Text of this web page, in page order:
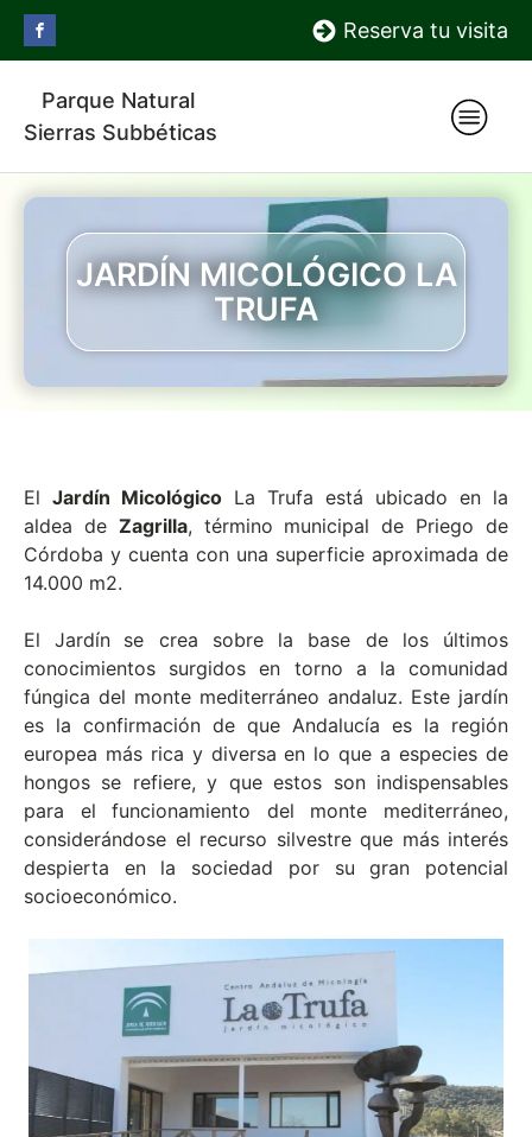
Reserva tu visita
Parque Natural
Sierras Subbéticas
JARDÍN MICOLÓGICO LA
TRUFA
El Jardín Micológico La Trufa está ubicado en la
aldea de Zagrilla, término municipal de Priego de
Córdoba y cuenta con una superficie aproximada de
14.000 m2.
El Jardín se crea sobre la base de los últimos
conocimientos surgidos en torno a la comunidad
fúngica del monte mediterráneo andaluz. Este jardín
es la confirmación de que Andalucía es la región
europea más rica y diversa en lo que a especies de
hongos se refiere, y que estos son indispensables
para el funcionamiento del monte mediterráneo,
considerándose el recurso silvestre que más interés
despierta en la sociedad por su gran potencial
socioeconómico.